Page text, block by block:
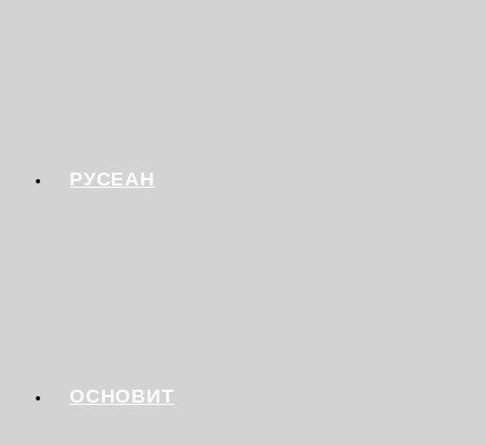
РУСЕАН
ОСНОВИТ